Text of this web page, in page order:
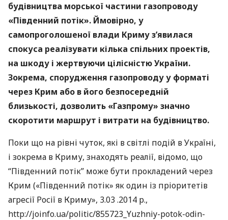
будівництва морської частини газопроводу
«Південний потік». Ймовірно, у
самопроголошеної влади Криму з’явилася
спокуса реалізувати кілька спільних проектів,
на шкоду і жертвуючи цілісністю України.
Зокрема, спорудження газопроводу у форматі
через Крим або в його безпосередній
близькості, дозволить «Газпрому» значно
скоротити маршрут і витрати на будівництво.
Поки що на рівні чуток, які в світлі подій в Україні,
і зокрема в Криму, знаходять реалії, відомо, що
“Південний потік” може бути прокладений через
Крим («Південний потік» як один із пріоритетів
агресії Росії в Криму», 3.03 .2014 р.,
http://joinfo.ua/politic/855723_Yuzhniy-potok-odin-